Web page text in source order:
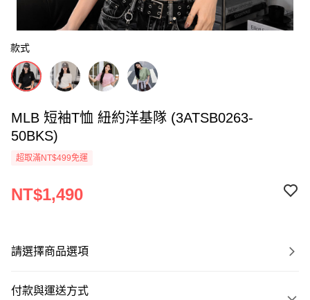
款式
MLB 短袖T恤 紐約洋基隊 (3ATSB0263-
50BKS)
超取滿NT$499免運
NT$1,490
請選擇商品選項
付款與運送方式